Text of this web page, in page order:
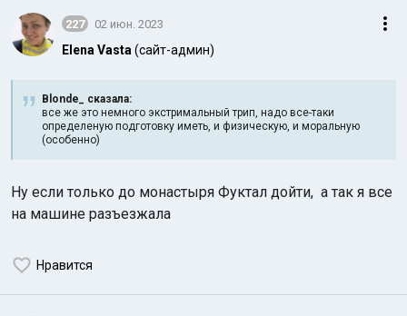
227 02 июн. 2023
Elena Vasta (сайт-админ)
Blonde_ сказалa:
все же это немного экстримальный трип, надо все-таки
определеную подготовку иметь, и физическую, и моральную
(особенно)
Ну если только до монастыря Фуктал дойти, а так я все
на машине разъезжала
Нравится